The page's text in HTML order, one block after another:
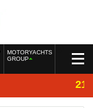
MOTORYACHTS
GROUP